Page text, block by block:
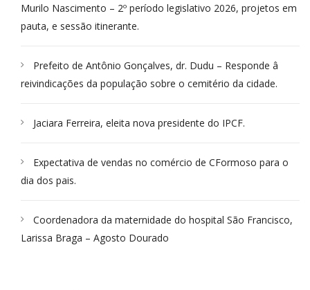
Murilo Nascimento – 2º período legislativo 2026, projetos em
pauta, e sessão itinerante.
Prefeito de Antônio Gonçalves, dr. Dudu – Responde â
reivindicações da população sobre o cemitério da cidade.
Jaciara Ferreira, eleita nova presidente do IPCF.
Expectativa de vendas no comércio de CFormoso para o
dia dos pais.
Coordenadora da maternidade do hospital São Francisco,
Larissa Braga – Agosto Dourado